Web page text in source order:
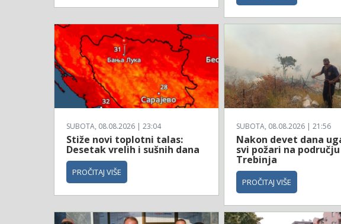
SUBOTA, 08.08.2026 | 23:04
Stiže novi toplotni talas:
Desetak vrelih i sušnih dana
PROČITAJ VIŠE
SUBOTA, 08.08.2026 | 21:56
Nakon devet dana
svi požari na području
Trebinja
PROČITAJ VIŠE